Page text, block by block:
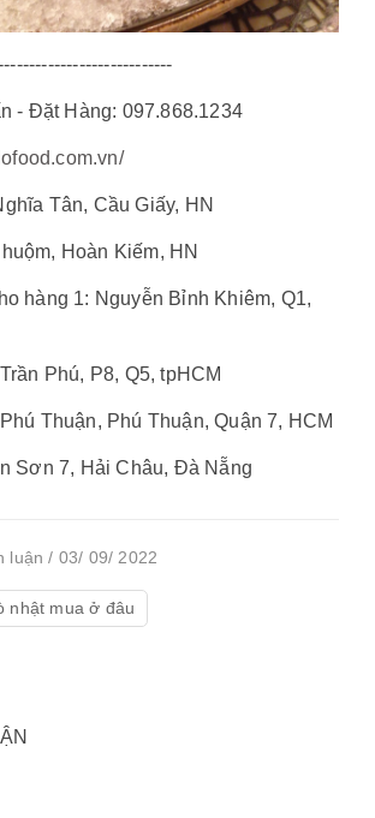
- Đặt Hàng: 097.868.1234
Tân, Cầu Giấy, HN
Hoàn Kiếm, HN
hàng 1: Nguyễn Bỉnh Khiêm, Q1,
Phú, P8, Q5, tpHCM
Thuận, Phú Thuận, Quận 7, HCM
Sơn 7, Hải Châu, Đà Nẵng
luận / 03/ 09/ 2022
nhật mua ở đâu